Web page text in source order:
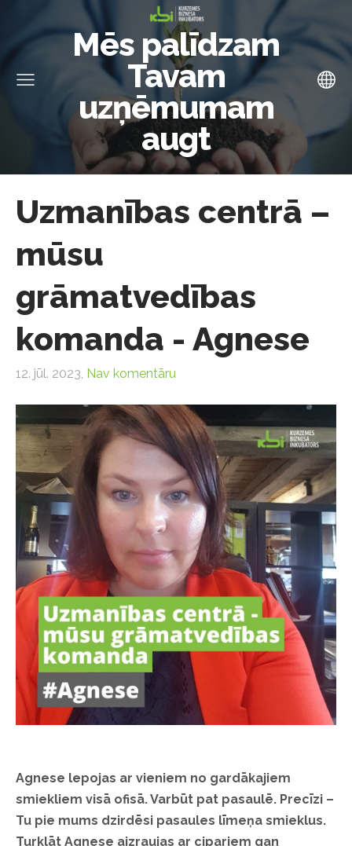
Mēs palīdzam
Tavam
uzņēmumam
augt
Uzmanības centrā –
mūsu
grāmatvedības
komanda - Agnese
12. jūl. 2023, Nav komentāru
Agnese lepojas ar vieniem no gardākajiem
smiekliem visā ofisā. Varbūt pat pasaulē. Precīzi –
Tu pie mums dzirdēsi pasaules līmeņa smieklus.
Turklāt Agnese aizraujas ar cipariem gan